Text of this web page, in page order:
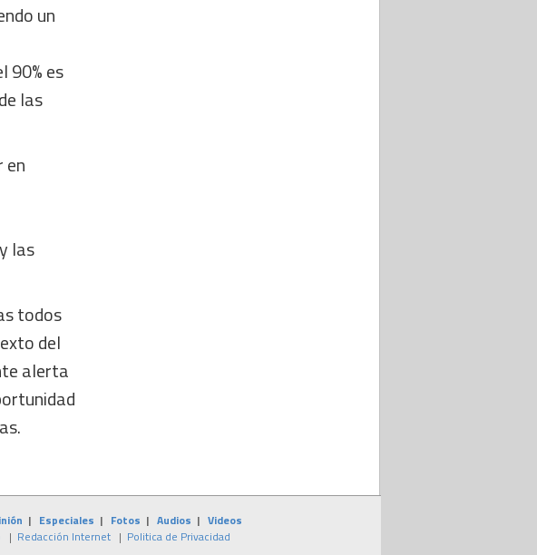
un
90% es
las
en
las
todos
del
alerta
| Especiales | Fotos | Audios | Videos
| Redacción Internet | Politica de Privacidad